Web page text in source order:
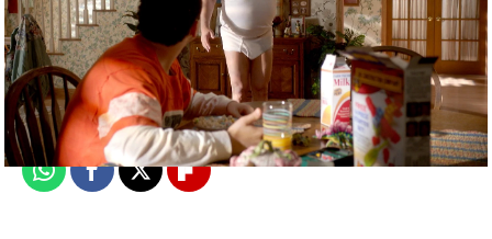
neox
Madrid
Publicado:11 de julio de 2022, 17:49
WhatsappFacebook
X Flipboard